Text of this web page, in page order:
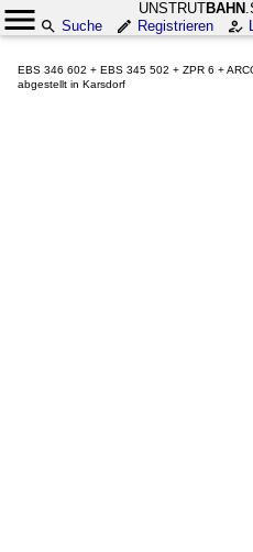
UNSTRUTBAHN
Suche
Registrieren
EBS 346 602 + EBS 345 502 + ZPR 6 +
abgestellt in Karsdorf